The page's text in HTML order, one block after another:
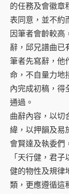
的任務及會徽章
表同意，並不約
因筆者會齡較高
辭，邱兄譜曲已
筆者先寫辭，他
命，不自量力地
內完成初稿，得
通過。
曲辭內容，以切
緯，以押韻及易
會賢達及執委們
「天行健，君
健的物性及規律
類，更應遵循這